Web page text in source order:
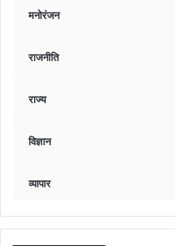
मनोरंजन
राजनीति
राज्य
विज्ञान
व्यापार